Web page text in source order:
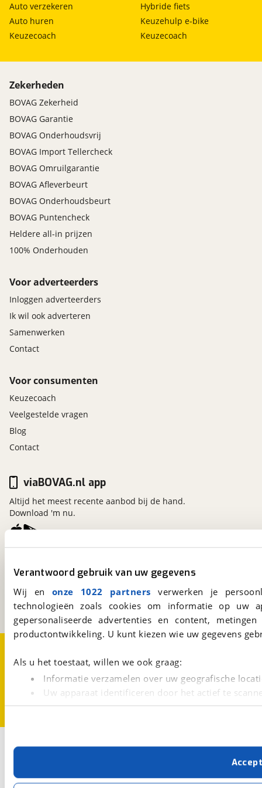
Verantwoord gebruik van uw gegevens
Wij en onze 1022 partners verwerken je
technologieën zoals cookies om informatie op
gepersonaliseerde advertenties en content,
productontwikkeling. U kunt kiezen wie uw gegevens
Als u het toestaat, willen we ook graag:
Informatie verzamelen over uw geografische
Uw apparaat identificeren door het actief te
Lees meer over hoe uw persoonlijke gegevens worden
Met cookies en vergelijkbare technieken zorgen we
cookies zorgen ervoor dat de website goed werkt.
verbeteren. We tonen je graag relevante advertenties
Auto verzekeren
Auto huren
Keuzecoach
Hybride fiets
Keuzehulp e-bike
Keuzecoach
Zekerheden
BOVAG Zekerheid
BOVAG Garantie
BOVAG Onderhoudsvrij
BOVAG Import Tellercheck
BOVAG Omruilgarantie
BOVAG Afleverbeurt
BOVAG Onderhoudsbeurt
BOVAG Puntencheck
Heldere all-in prijzen
100% Onderhouden
Voor adverteerders
Inloggen adverteerders
Ik wil ook adverteren
Samenwerken
Contact
Voor consumenten
Keuzecoach
Veelgestelde vragen
Blog
Contact
Kosterijland15
Een initiatief van
BOVAG
viaBOVAG.nl app
Altijd het meest recente aanbod bij de hand.
Download 'm nu.
Cookievoorkeuren
Vacatures